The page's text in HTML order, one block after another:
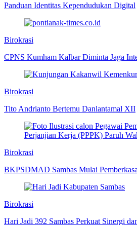
Panduan Identitas Kependudukan Digital
Birokrasi
CPNS Kumham Kalbar Diminta Jaga
Birokrasi
Tito Andrianto Bertemu Danlantamal XII
Birokrasi
BKPSDMAD Sambas Mulai
Birokrasi
Hari Jadi 392 Sambas Perkuat Sinergi